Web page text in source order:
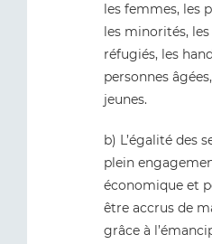
les femmes, les
les minorités,
réfugiés, les
personnes
jeunes.
b) L’égalité des
plein
économique et
être accrus de
grâce à